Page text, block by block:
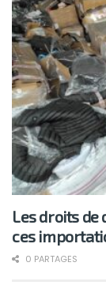
Les droits
ces
0 PARTAGES